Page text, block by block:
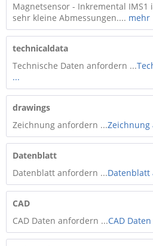
Magnetsensor - Inkremental
sehr kleine Abmessungen.... mehr
technicaldata
Technische Daten anfordern ...
...
drawings
Zeichnung anfordern ...Zeichnung
Datenblatt
Datenblatt anfordern ...Datenblatt
CAD
CAD Daten anfordern ...CAD